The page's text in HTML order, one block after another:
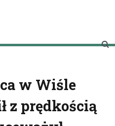
w Wiśle
z prędkością